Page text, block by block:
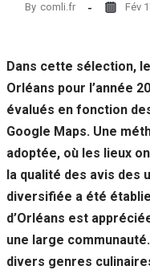
By comli.fr Fév
Dans cette sélection,
Orléans pour l’année
évalués en fonction
Google Maps. Une
adoptée, où les lieux
la qualité des avis des
diversifiée a été
d’Orléans est
une large
divers genres